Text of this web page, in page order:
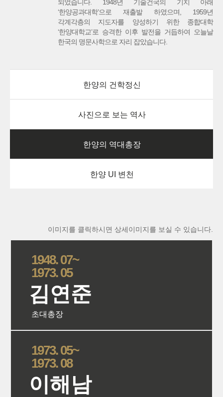
되었습니다. 1948년 기술건국의 기치 아래
‘한양공과대학’으로 재출발 하였으며, 1959년
각계각층의 지도자를 양성하기 위한 종합대학
‘한양대학교’로 승격한 이후 발전을 거듭하여 오늘날
한국의 명문사학으로 자리 잡았습니다.
한양의 건학정신
사진으로 보는 역사
한양의 역대총장
한양 UI 변천
이미지를 클릭하시면 상세이미지를 보실 수 있습니다.
1948. 07~
1973. 05
김연준
초대총장
1973. 05~
1973. 08
이해남